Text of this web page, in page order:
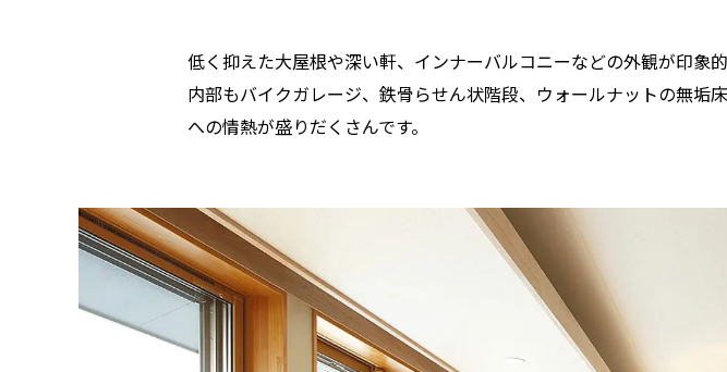
低く抑えた大屋根や深い軒、インナーバルコニーなどの外観が印象的
内部もバイクガレージ、鉄骨らせん状階段、ウォールナットの無垢
への情熱が盛りだくさんです。